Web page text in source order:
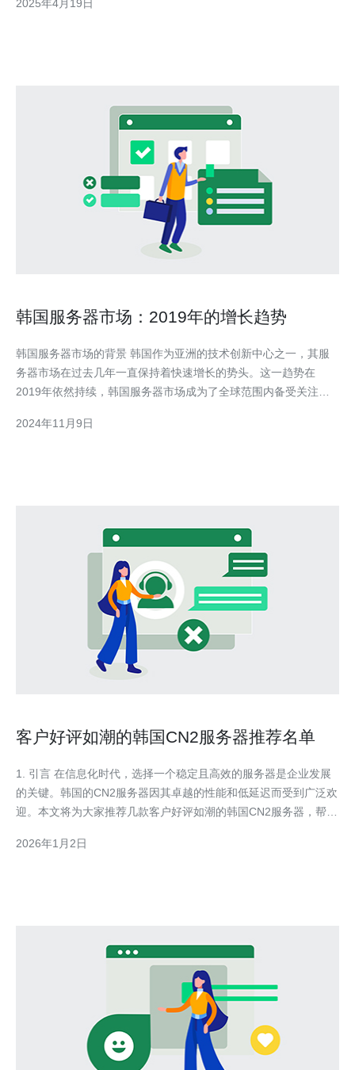
几个优势： 高速网络连接：由于采用了CN2 GIA网络，韩国CN2
2025年4月19日
韩国服务器市场：2019年的增长趋势
韩国服务器市场的背景 韩国作为亚洲的技术创新中心之一，其服
务器市场在过去几年一直保持着快速增长的势头。这一趋势在
2019年依然持续，韩国服务器市场成为了全球范围内备受关注的
熟和普及，企业和个人对服务器的需求也在不断增长。在韩国，越
2024年11月9日
客户好评如潮的韩国CN2服务器推荐名单
1. 引言 在信息化时代，选择一个稳定且高效的服务器是企业发展
的关键。韩国的CN2服务器因其卓越的性能和低延迟而受到广泛欢
迎。本文将为大家推荐几款客户好评如潮的韩国CN2服务器，帮助
具备多项显著优势，主要包括： 低延迟：CN2网络的优化使得数
2026年1月2日